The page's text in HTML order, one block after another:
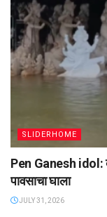
SLIDERHOME
Pen Ganesh idol:
पावसाचा घाला
JULY 31, 2026